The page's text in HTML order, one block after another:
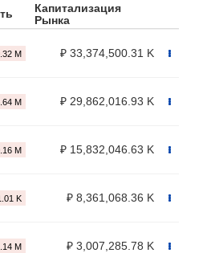
Капитализация
Рынка
₽ 33,374,500.31 K
₽ 29,862,016.93 K
₽ 15,832,046.63 K
₽ 8,361,068.36 K
₽ 3,007,285.78 K